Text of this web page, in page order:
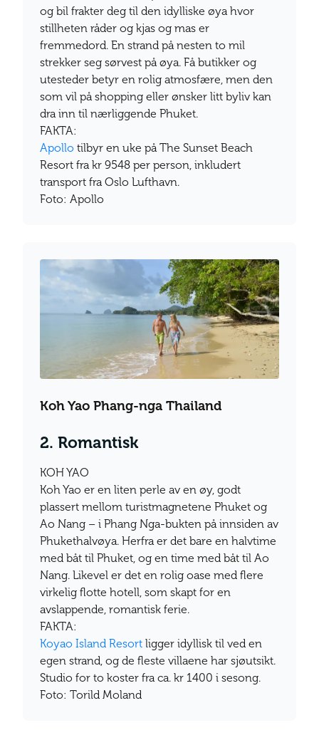
og bil frakter deg til den idylliske øya hvor
stillheten råder og kjas og mas er
fremmedord. En strand på nesten to mil
strekker seg sørvest på øya. Få butikker og
utesteder betyr en rolig atmosfære, men den
som vil på shopping eller ønsker litt byliv kan
dra inn til nærliggende Phuket.
FAKTA:
Apollo tilbyr en uke på The Sunset Beach
Resort fra kr 9548 per person, inkludert
transport fra Oslo Lufthavn.
Foto: Apollo
Koh Yao Phang-nga Thailand
2. Romantisk
KOH YAO
Koh Yao er en liten perle av en øy, godt
plassert mellom turistmagnetene Phuket og
Ao Nang – i Phang Nga-bukten på innsiden av
Phukethalvøya. Herfra er det bare en halvtime
med båt til Phuket, og en time med båt til Ao
Nang. Likevel er det en rolig oase med flere
virkelig flotte hotell, som skapt for en
avslappende, romantisk ferie.
FAKTA:
Koyao Island Resort ligger idyllisk til ved en
egen strand, og de fleste villaene har sjøutsikt.
Studio for to koster fra ca. kr 1400 i sesong.
Foto: Torild Moland